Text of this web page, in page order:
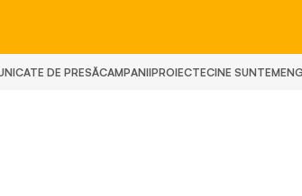
DE PRESĂCAMPANIIPROIECTECINE SUNTEM